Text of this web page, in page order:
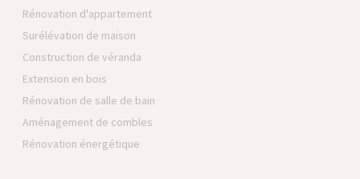
Rénovation d'appartement
Surélévation de maison
Construction de véranda
Extension en bois
Rénovation de salle de bain
Aménagement de combles
Rénovation énergétique